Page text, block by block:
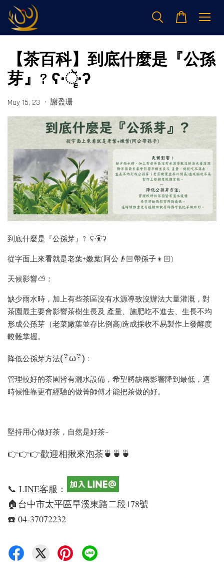
【茶百科】到底什麼是『公孫
芽』? ʕ•ૅૄ•ʔ
May 15, 23 • 謝盈珊
到底什麼是『公孫芽』? ʕ·͡ᴥ·ʔ
從字面上來看就是老葉+嫩葉(阿公👴🏻帶孫子👦🏻)
天候影響⛅︎：
缺少雨水時，加上有些茶區沒有水源導致沒辦法大量灌溉，對
茶園最主要會影響茶樹生長及 產量、施肥吃不進去、生長不均
形成公孫芽（老菜嫩葉並存比例高)造成採收不易製作上發酵度
較難掌握。
降低公孫芽方法(･ิω･ิ) :
管理較好的茶園皆有灑水設備，希望將缺兩影響降到最低，這
時候惟靠更有經驗的做菁師傅才能把茶做的好。
堅持用心做好茶，自然是好茶~
👉👉👉歡迎相揪來泡茶🍵🍵🍵
📞 LINE客服：
🏠台中市太平區旱溪東路二段178號
☎️ 04-37072232